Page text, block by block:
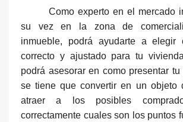
Como experto en el mercado
su vez en la zona de
inmueble, podrá ayudarte a elegir
correcto y ajustado para tu
podrá asesorar en como presentar
se tiene que convertir en un objeto
atraer a los posibles
correctamente cuales son los puntos